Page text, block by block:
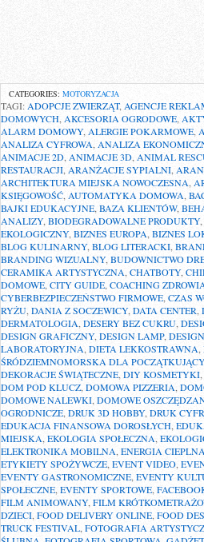
CATEGORIES: MOTORYZACJA
TAGI: ADOPCJE ZWIERZĄT, AGENCJE
DOMOWYCH AKCESORIA OGRODOWE
ALARM DOMOWY, ALERGIE POKARMOWE
ANALIZA CYFROWA ANALIZA
ANIMACJE 2D ANIMACJE 3D ANIMAL
RESTAURACJI ARANŻACJE SYPIALNI,
ARCHITEKTURA MIEJSKA NOWOCZESNA
KSIĘGOWOŚĆ, AUTOMATYKA DOMOWA,
BAJKI EDUKACYJNE, BAZA KLIENTÓW,
ANALIZY, BIODEGRADOWALNE PRODUKTY,
EKOLOGICZNY, BIZNES EUROPA BIZNES
BLOG KULINARNY, BLOG LITERACKI
BRANDING WIZUALNY, BUDOWNICTWO
CERAMIKA ARTYSTYCZNA, CHATBOTY,
DOMOWE, CITY GUIDE COACHING
CYBERBEZPIECZEŃSTWO FIRMOWE, CZAS
RYŻU DANIA Z SOCZEWICY, DATA CENTER
DERMATOLOGIA DESERY BEZ CUKRU
DESIGN GRAFICZNY, DESIGN LAMP,
LABORATORYJNA, DIETA LEKKOSTRAWNA,
ŚRÓDZIEMNOMORSKA DLA
DEKORACJE ŚWIĄTECZNE DIY KOSMETYKI
DOM POD KLUCZ, DOMOWA PIZZERIA
DOMOWE NALEWKI, DOMOWE
OGRODNICZE DRUK 3D HOBBY, DRUK
EDUKACJA FINANSOWA DOROSŁYCH
MIEJSKA, EKOLOGIA SPOŁECZNA
ELEKTRONIKA MOBILNA ENERGIA CIEPLNA
ETYKIETY SPOŻYWCZE EVENT VIDEO
EVENTY GASTRONOMICZNE EVENTY
SPOŁECZNE, EVENTY SPORTOWE
FILM ANIMOWANY, FILM
DZIECI, FOOD DELIVERY ONLINE, FOOD
TRUCK FESTIVAL FOTOGRAFIA